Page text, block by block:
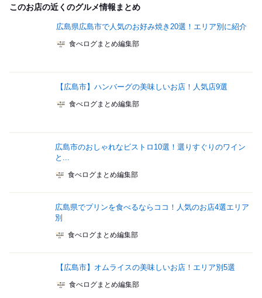
このお店の近くのグルメ情報まとめ
広島県広島市で人気のお好み焼き20選！エリア別に紹介
食べログまとめ編集部
【広島市】ハンバーグの美味しいお店！人気店9選
食べログまとめ編集部
広島市のおしゃれなビストロ10選！選りすぐりのワイン
と...
食べログまとめ編集部
広島県でプリンを食べるならココ！人気のお店4選エリア
別
食べログまとめ編集部
【広島市】オムライスの美味しいお店！エリア別5選
食べログまとめ編集部